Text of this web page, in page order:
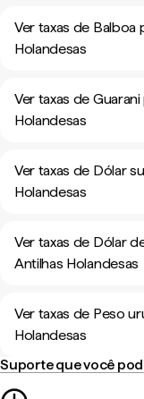
Ver taxas de Balboa
Holandesas
Ver taxas de
Holandesas
Ver taxas de Dólar
Holandesas
Ver taxas de Dólar
Antilhas Holandesas
Ver taxas de Peso
Holandesas
Suporte que você